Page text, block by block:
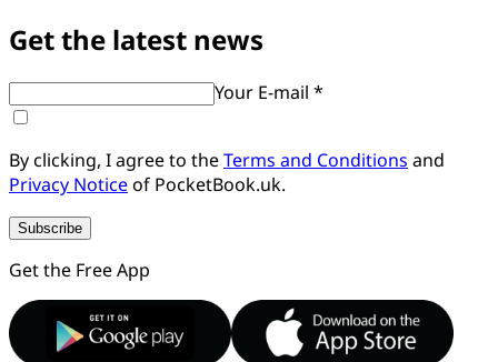
Get the latest news
Your E-mail *
By clicking, I agree to theTerms and Conditions and
Privacy Noticeof PocketBook.uk.
Subscribe
Get the Free App